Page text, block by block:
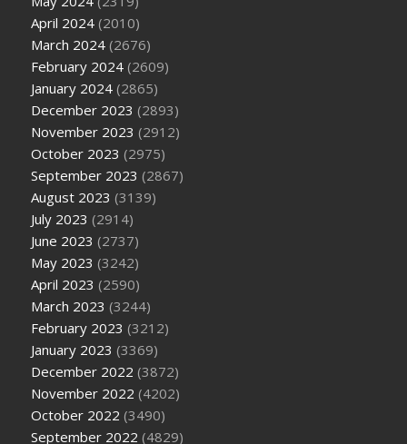
April 2024 (2010)
March 2024 (2676)
February 2024 (2609)
January 2024 (2865)
December 2023 (2893)
November 2023 (2912)
October 2023 (2975)
September 2023 (2867)
August 2023 (3139)
July 2023 (2914)
June 2023 (2737)
May 2023 (3242)
April 2023 (2590)
March 2023 (3244)
February 2023 (3212)
January 2023 (3369)
December 2022 (3872)
November 2022 (4202)
October 2022 (3490)
September 2022 (4829)